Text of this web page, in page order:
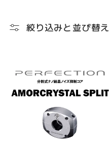
絞り込みと並び替え